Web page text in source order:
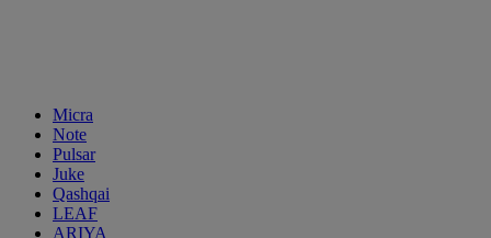
Micra
Note
Pulsar
Juke
Qashqai
LEAF
ARIYA